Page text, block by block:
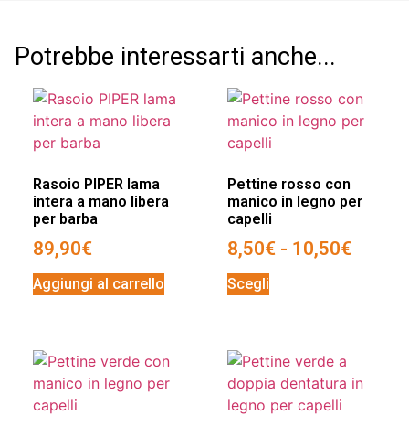
Potrebbe interessarti anche...
Rasoio PIPER lama
intera a mano libera
per barba
89,90€
Aggiungi al carrello
Pettine rosso con
manico in legno per
capelli
8,50€ - 10,50€
Scegli